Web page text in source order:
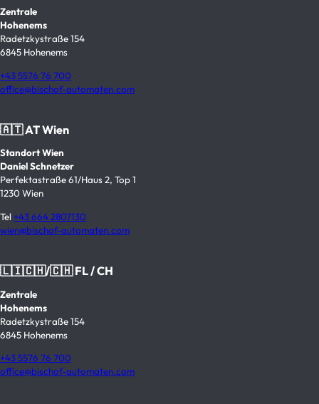
Zentrale
Hohenems
Radetzkystraße 154
6845 Hohenems
+43 5576 76 700
office@bischof-automaten.com
🇦🇹 AT Wien
Standort Wien
Daniel Schnetzer
Perfektastraße 61/Haus 2, Top 1
1230 Wien
Tel +43 664 2807130
wien@bischof-automaten.com
🇱🇮🇨🇭/🇨🇭 FL / CH
Zentrale
Hohenems
Radetzkystraße 154
6845 Hohenems
+43 5576 76 700
office@bischof-automaten.com